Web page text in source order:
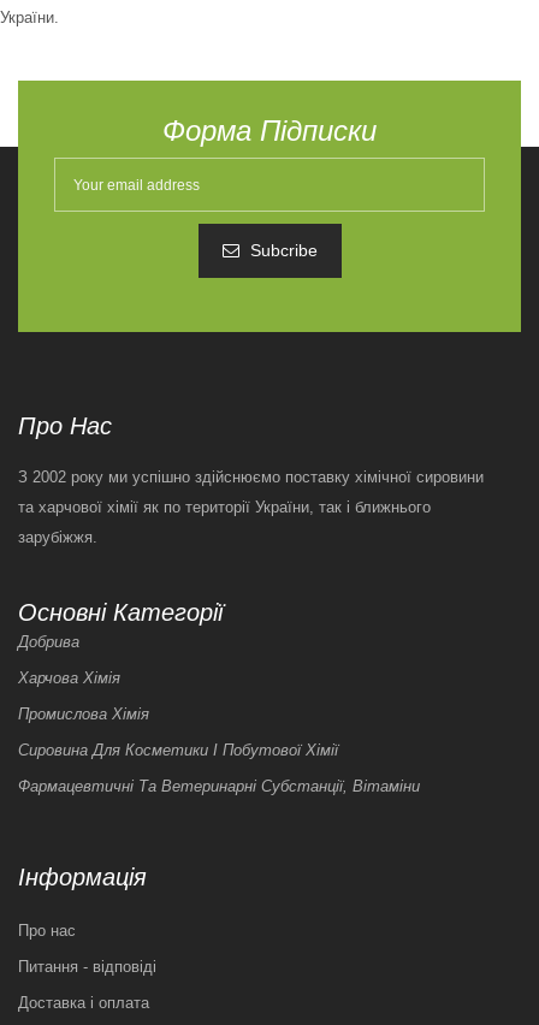
України.
Форма Підписки
Subcribe
Про Нас
З 2002 року ми успішно здійснюємо поставку хімічної сировини
та харчової хімії як по території України, так і ближнього
зарубіжжя.
Основні Категорії
Добрива
Харчова Хімія
Промислова Хімія
Сировина Для Косметики І Побутової Хімії
Фармацевтичні Та Ветеринарні Субстанції, Вітаміни
Інформація
Про нас
Питання - відповіді
Доставка і оплата